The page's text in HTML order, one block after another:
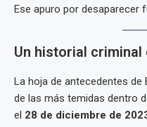
Ese apuro por desaparecer
Un historial criminal
La hoja de antecedentes
de las más temidas dentro
el 28 de diciembre de